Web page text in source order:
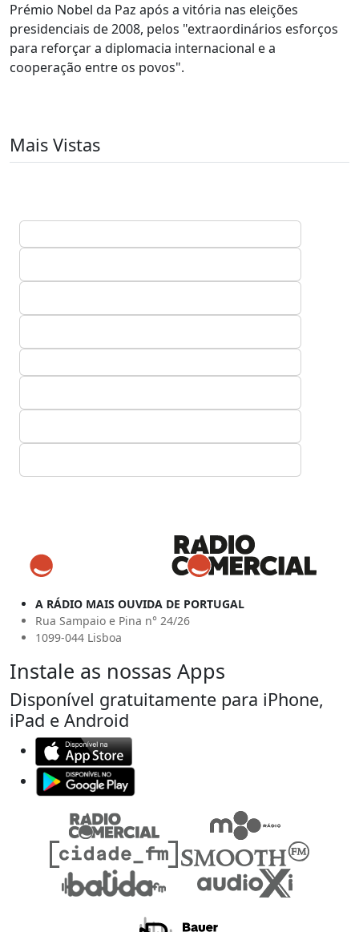
Prémio Nobel da Paz após a vitória nas eleições
presidenciais de 2008, pelos "extraordinários esforços
para reforçar a diplomacia internacional e a
cooperação entre os povos".
Mais Vistas
A RÁDIO MAIS OUVIDA DE PORTUGAL
Rua Sampaio e Pina n° 24/26
1099-044 Lisboa
Instale as nossas Apps
Disponível gratuitamente para iPhone,
iPad e Android